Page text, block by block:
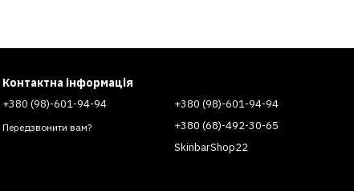
Контактна інформація
+380 (98)-601-94-94
Передзвонити вам?
+380 (98)-601-94-94
+380 (68)-492-30-65
SkinbarShop22